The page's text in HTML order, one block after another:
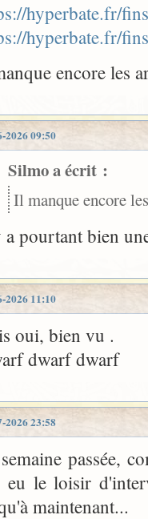
hyperbate.fr/
hyperbate.fr/
encore les
2026 09:50
Silmo a écrit :
Il manque encore
pourtant bien
2026 11:10
oui, bien vu .
dwarf dwarf
2026 23:58
passée,
eu le loisir
maintenant...